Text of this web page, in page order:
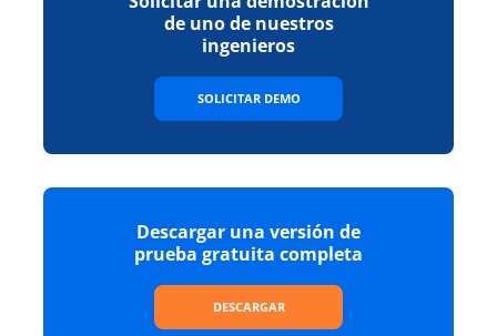
de uno de nuestros
ingenieros
SOLICITAR DEMO
Descargar una versión de
prueba gratuita completa
DESCARGAR